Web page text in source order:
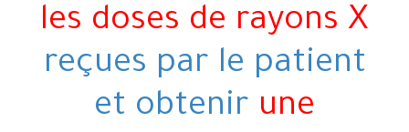
les doses de rayons X
reçues par le patient
et obtenir une